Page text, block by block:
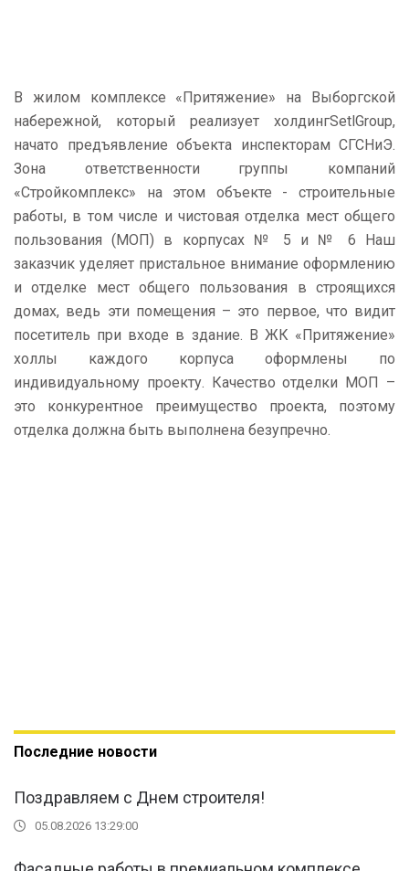
В жилом комплексе «Притяжение» на Выборгской
набережной, который реализует холдингSetlGroup,
начато предъявление объекта инспекторам СГСНиЭ.
Зона ответственности группы компаний
«Стройкомплекс» на этом объекте - строительные
работы, в том числе и чистовая отделка мест общего
пользования (МОП) в корпусах № 5 и № 6 Наш
заказчик уделяет пристальное внимание оформлению
и отделке мест общего пользования в строящихся
домах, ведь эти помещения – это первое, что видит
посетитель при входе в здание. В ЖК «Притяжение»
холлы каждого корпуса оформлены по
индивидуальному проекту. Качество отделки МОП –
это конкурентное преимущество проекта, поэтому
отделка должна быть выполнена безупречно.
Последние новости
Поздравляем с Днем строителя!
05.08.2026 13:29:00